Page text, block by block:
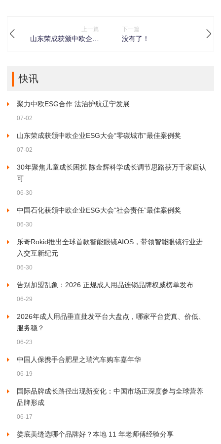
上一篇
山东荣成获颁中欧企业
下一篇
没有了！
快讯
聚力中欧ESG合作 法治护航辽宁发展
07-02
山东荣成获颁中欧企业ESG大会“零碳城市”最佳案例奖
07-02
30年聚焦儿童成长困扰 陈金辉科学成长调节思路获万千家庭认
可
06-30
中国石化获颁中欧企业ESG大会“社会责任”最佳案例奖
06-30
乐奇Rokid推出全球首款智能眼镜AIOS，带领智能眼镜行业进
入交互新纪元
06-30
告别加盟乱象：2026 正规成人用品连锁品牌权威榜单发布
06-29
2026年成人用品垂直批发平台大盘点，哪家平台货真、价低、
服务稳？
06-23
中国人保携手合肥星之瑞汽车购车嘉年华
06-19
国际品牌成长路径出现新变化：中国市场正深度参与全球营养
品牌形成
06-17
娄底美缝选哪个品牌好？本地 11 年老师傅经验分享